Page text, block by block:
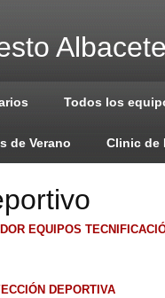
Todos los
de Verano Clinic de
EQUIPOS
DEPORTIVA